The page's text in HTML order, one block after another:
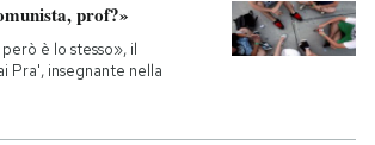
prof?»
è lo stesso», il
Pra', insegnante nella